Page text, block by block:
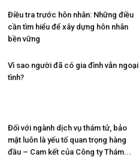
Điều tra trước hôn nhân: Những điều
cần tìm hiểu để xây dựng hôn nhân
bền vững
Vì sao người đã có gia đình vẫn ngoại
tình?
Đối với ngành dịch vụ thám tử, bảo
mật luôn là yếu tố quan trọng hàng
đầu – Cam kết của Công ty Thám...